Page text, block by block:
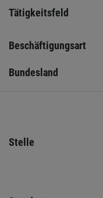
Tätigkeitsfeld
Beschäftigungsart
Bundesland
Stelle